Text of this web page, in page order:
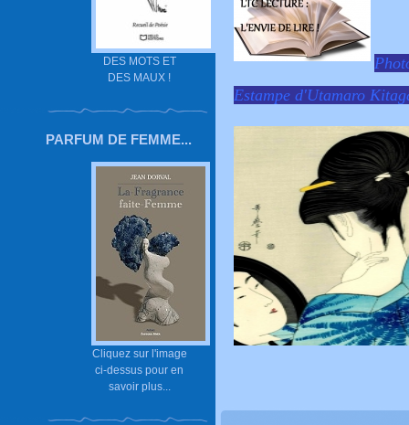
DES MOTS ET
DES MAUX !
PARFUM DE FEMME...
Cliquez sur l'image
ci-dessus pour en
savoir plus...
Estampe d'Utamaro